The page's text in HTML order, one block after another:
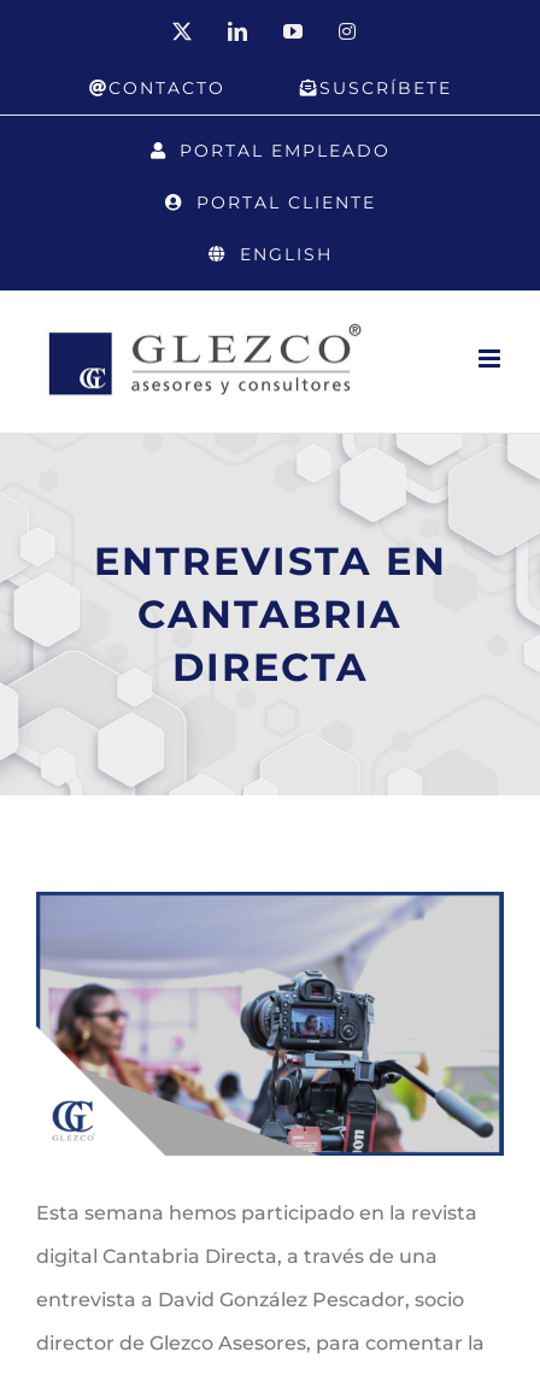
LinkedInYouTubeInstagram
CONTACTO SUSCRÍBETE
PORTAL EMPLEADO
PORTAL CLIENTE
ENGLISH
ENTREVISTA EN
CANTABRIA
DIRECTA
imagen
más
grande
Esta semana hemos participado en la revista
digital Cantabria Directa, a través de una
entrevista a David González Pescador, socio
director de Glezco Asesores, para comentar la